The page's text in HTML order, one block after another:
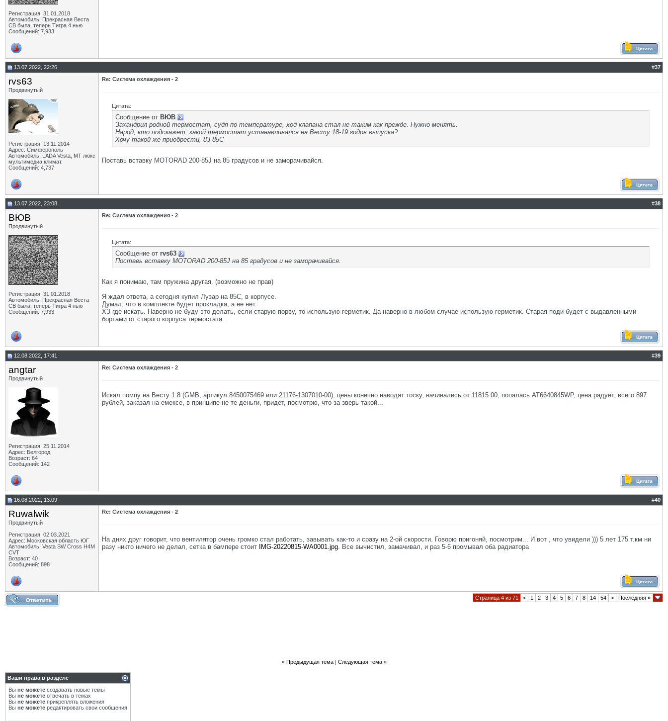
Регистрация: 31.01.2018
Автомобиль: Прекрасная Веста
СВ была, теперь Тигра 4 нью
Сообщений: 7,933
13.07.2022, 22:26 #37
rvs63
Продвинутый
Регистрация: 13.11.2014
Адрес: Симферополь
Автомобиль: LADA Vesta, МТ люкс
мультимедиа климат.
Сообщений: 4,737
Re: Система охлаждения - 2
Цитата:
Сообщение от ВЮВ
Захандрил родной термостат, судя по температуре, ход клапана стал не таким как прежде. Нужно менять.
Народ, кто подскажет, какой термостат устанавливался на Весту 18-19 годов выпуска?
Хочу такой же приобрести, 83-85С
Поставь вставку MOTORAD 200-85J на 85 градусов и не заморачивайся.
13.07.2022, 23:08 #38
ВЮВ
Продвинутый
Регистрация: 31.01.2018
Автомобиль: Прекрасная Веста
СВ была, теперь Тигра 4 нью
Сообщений: 7,933
Re: Система охлаждения - 2
Цитата:
Сообщение от rvs63
Поставь вставку MOTORAD 200-85J на 85 градусов и не заморачивайся.
Как я понимаю, там пружина другая. (возможно не прав)
Я ждал ответа, а сегодня купил Лузар на 85С, в корпусе.
Думал, что в комплекте будет прокладка, а ее нет.
ХЗ где искать. Наверно не буду это делать, если старую порву, то использую герметик. Да наверно в любом случае использую герметик. Старая поди будет с выдавленными
бортами от старого корпуса термостата.
12.08.2022, 17:41 #39
angtar
Продвинутый
Регистрация: 25.11.2014
Адрес: Белгород
Возраст: 64
Сообщений: 142
Re: Система охлаждения - 2
Искал помпу на Весту 1.8 (GMB, артикул 8450075469 или 21176-1307010-00), цены конечно наводят тоску, начинались от 11815.00, попалась AT6640845WP, цена радует, всего 897
рублей, заказал на емексе, в принципе не те деньги, придет, посмотрю, что за зверь такой...
16.08.2022, 13:09 #40
Ruwalwik
Продвинутый
Регистрация: 02.03.2021
Адрес: Московская область ЮГ
Автомобиль: Vesta SW Cross H4M
CVT
Возраст: 40
Сообщений: 898
Re: Система охлаждения - 2
На днях друг говорит, что вентилятор очень громко стал работать, завывать как-то и сразу на 2-ой скорости. Говорю пригоняй, посмотрим... И вот , что увидели ))) 5 лет 175 т.км ни
разу никто ничего не делал, сетка в бампере стоит
IMG-20220815-WA0001.jpg. Все вычистил, замачивал, и раз 5-6 промывал оба радиатора
Страница 4 из 71 < 1 2 3 4 5 6 7 8 14 54 > Последняя »
« Предыдущая тема| Следующая тема »
Ваши права в разделе
Вы не можете создавать новые темы
Вы не можете отвечать в темах
Вы не можете прикреплять вложения
Вы не можете редактировать свои сообщения